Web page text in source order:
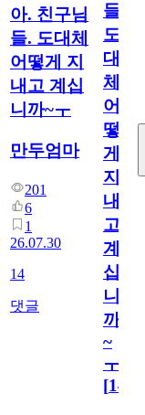
아. 친구님
들. 도대체
어떻게 지
내고 계십
니까~ㅜ
만두엄마
201
6
1
26.07.30
14
댓글
들.
도
대
체
어
떻
게
지
내
고
계
십
니
까
~
ㅜ
[14